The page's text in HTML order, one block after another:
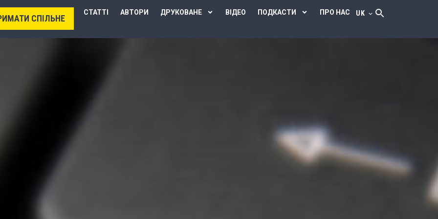
СПІЛЬНЕ
СТАТТІ АВТОРИ ДРУКОВАНЕ ВІДЕО ПОДКАСТИ ПРО НАС UK